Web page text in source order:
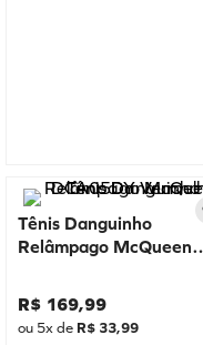
Tênis Danguinho
Relâmpago McQueen
R$ 169,99
ou 5x de R$ 33,99